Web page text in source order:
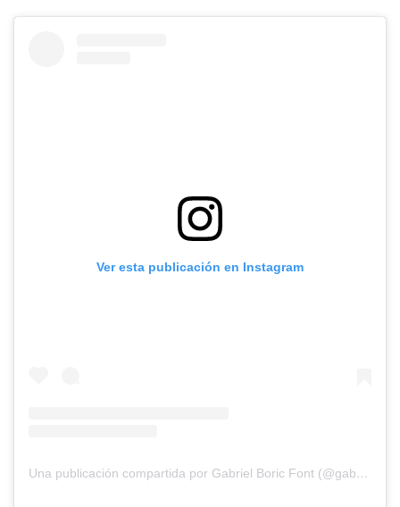
Ver esta publicación en Instagram
Una publicación compartida por Gabriel Boric Font (@gabrielboric)